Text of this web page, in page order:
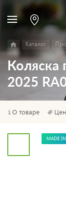
Каталог
Коляска
2025
О товаре
MADE